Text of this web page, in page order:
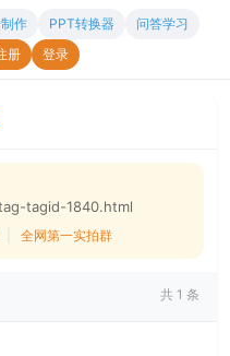
作 PPT转换器
问答学习
册 登录
tagid-1840.html
全网第一实拍群
共 1 条